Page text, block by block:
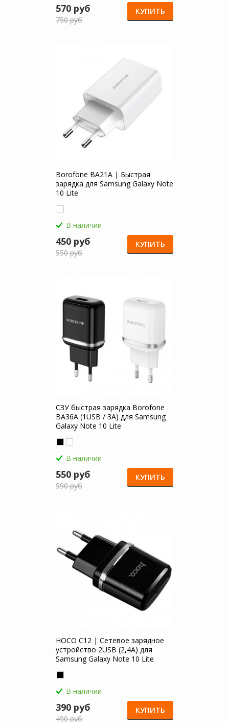
570 руб
750 руб
КУПИТЬ
Borofone BA21A | Быстрая
зарядка для Samsung Galaxy Note
10 Lite
В наличии
450 руб
550 руб
КУПИТЬ
СЗУ быстрая зарядка Borofone
BA36A (1USB / 3A) для Samsung
Galaxy Note 10 Lite
В наличии
550 руб
590 руб
КУПИТЬ
HOCO C12 | Сетевое зарядное
устройство 2USB (2,4А) для
Samsung Galaxy Note 10 Lite
В наличии
390 руб
490 руб
КУПИТЬ